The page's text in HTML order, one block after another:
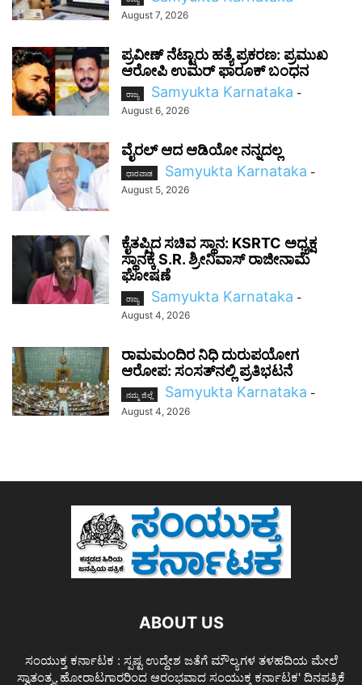
August 7, 2026
ಪ್ರವೀಣ್ ನೆಟ್ಟಾರು ಹತ್ಯೆ ಪ್ರಕರಣ: ಪ್ರಮುಖ
ಆರೋಪಿ ಉಮರ್ ಫಾರೂಕ್ ಬಂಧನ
ರಾಜ್ಯ Samyukta Karnataka -
August 6, 2026
ವೈರಲ್ ಆದ ಆಡಿಯೋ ನನ್ನದಲ್ಲ
ಧಾರವಾಡ Samyukta Karnataka -
August 5, 2026
ಕೈತಪ್ಪಿದ ಸಚಿವ ಸ್ಥಾನ: KSRTC ಅಧ್ಯಕ್ಷ
ಸ್ಥಾನಕ್ಕೆ S.R. ಶ್ರೀನಿವಾಸ್ ರಾಜೀನಾಮೆ
ಘೋಷಣೆ
ರಾಜ್ಯ Samyukta Karnataka -
August 4, 2026
ರಾಮಮಂದಿರ ನಿಧಿ ದುರುಪಯೋಗ
ಆರೋಪ: ಸಂಸತ್‌ನಲ್ಲಿ ಪ್ರತಿಭಟನೆ
ನಮ್ಮ ಜಿಲ್ಲೆ Samyukta Karnataka -
August 4, 2026
ABOUT US
ಸಂಯುಕ್ತ ಕರ್ನಾಟಕ : ಸ್ಪಷ್ಟ ಉದ್ದೇಶ ಜತೆಗೆ ಮೌಲ್ಯಗಳ ತಳಹದಿಯ ಮೇಲೆ
ಸ್ವಾತಂತ್ರ್ಯ ಹೋರಾಟಗಾರರಿಂದ ಆರಂಭವಾದ ಸಂಯುಕ್ತ ಕರ್ನಾಟಕ' ದಿನಪತ್ರಿಕೆ